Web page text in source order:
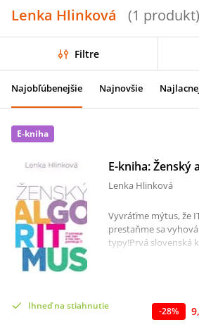
Lenka Hlinková (1 produkt)
Filtre
Najobľúbenejšie Najnovšie
E-kniha
E-kniha: Ženský
Lenka Hlinková
Vyvráťme mýtus, že
prestaňme sa
typy!Prvá slovenská
naplnenia v práci,
inšpiratívnych
sa do
Ihneď na stiahnutie -28%